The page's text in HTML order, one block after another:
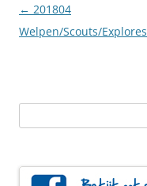
Berichtnavigatie
← 201804
Welpen/Scouts/Explores
naar: